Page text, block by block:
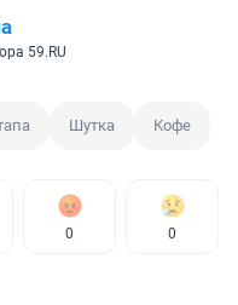
59.RU
Шутка Кофе
0 0